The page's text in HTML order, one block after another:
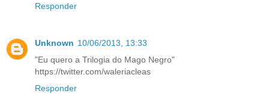
Responder
Unknown 10/06/2013, 13:33
"Eu quero a Trilogia do Mago Negro"
https://twitter.com/waleriacleas
Responder